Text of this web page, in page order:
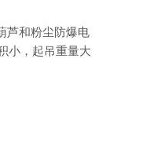
芦和粉尘防爆电
小，起吊重量大